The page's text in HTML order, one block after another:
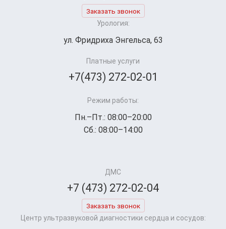
Заказать звонок
Урология:
ул. Фридриха Энгельса, 63
Платные услуги
+7(473) 272-02-01
Режим работы:
Пн.–Пт.: 08:00–20:00
Сб.: 08:00–14:00
ДМС
+7 (473) 272-02-04
Заказать звонок
Центр ультразвуковой диагностики сердца и сосудов: